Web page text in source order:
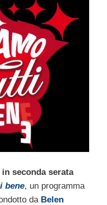
seconda serata
bene, un programma
da Belen